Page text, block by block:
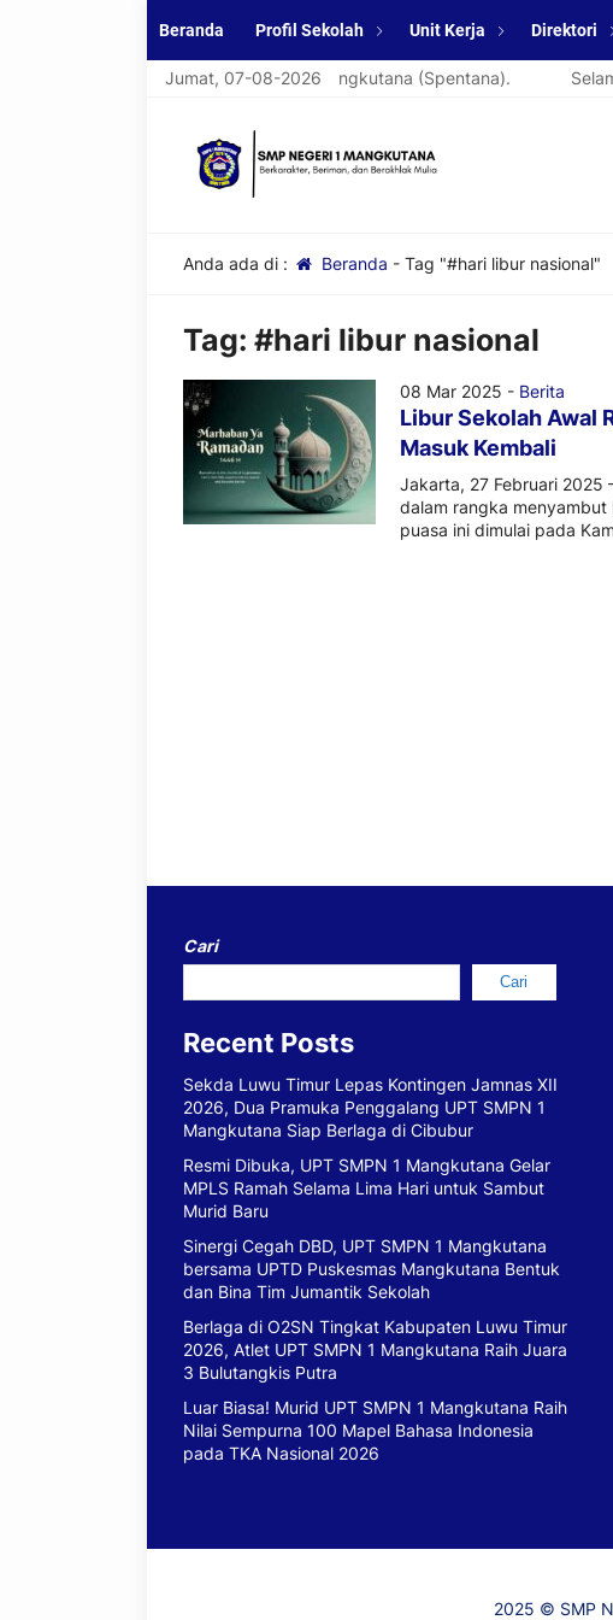
Beranda Profil Sekolah Unit Kerja Direktori
Jumat, 07-08-2026
datang di website resmi SMPN 1 Mangkutana (Spentana).
Anda ada di : Beranda - Tag "#hari libur nasional"
Tag: #hari libur nasional
08 Mar 2025 - Berita
Libur Sekolah Awal
Masuk Kembali
Jakarta, 27 Februari 2025
dalam rangka
puasa ini dimulai pada
Cari
Cari
Recent Posts
Sekda Luwu Timur Lepas Kontingen Jamnas XII
2026, Dua Pramuka Penggalang UPT SMPN 1
Mangkutana Siap Berlaga di Cibubur
Resmi Dibuka, UPT SMPN 1 Mangkutana Gelar
MPLS Ramah Selama Lima Hari untuk Sambut
Murid Baru
Sinergi Cegah DBD, UPT SMPN 1 Mangkutana
bersama UPTD Puskesmas Mangkutana Bentuk
dan Bina Tim Jumantik Sekolah
Berlaga di O2SN Tingkat Kabupaten Luwu Timur
2026, Atlet UPT SMPN 1 Mangkutana Raih Juara
3 Bulutangkis Putra
Luar Biasa! Murid UPT SMPN 1 Mangkutana Raih
Nilai Sempurna 100 Mapel Bahasa Indonesia
pada TKA Nasional 2026
2025 © SMP